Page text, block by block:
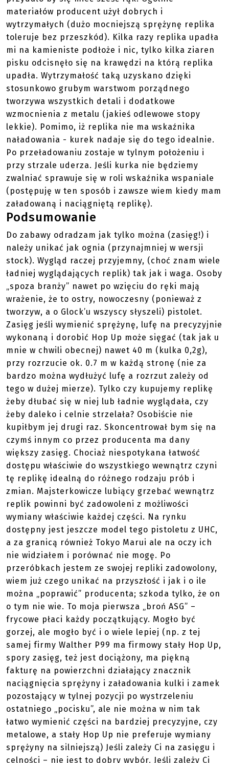
materiałów producent użył dobrych i
wytrzymałych (dużo mocniejszą sprężynę replika
toleruje bez przeszkód). Kilka razy replika upadła
mi na kamieniste podłoże i nic, tylko kilka ziaren
pisku odcisnęło się na krawędzi na którą replika
upadła. Wytrzymałość taką uzyskano dzięki
stosunkowo grubym warstwom porządnego
tworzywa wszystkich detali i dodatkowe
wzmocnienia z metalu (jakieś odlewowe stopy
lekkie). Pomimo, iż replika nie ma wskaźnika
naładowania - kurek nadaje się do tego idealnie.
Po przeładowaniu zostaje w tylnym położeniu i
przy strzale uderza. Jeśli kurka nie będziemy
zwalniać sprawuje się w roli wskaźnika wspaniale
(postępuję w ten sposób i zawsze wiem kiedy mam
załadowaną i naciągniętą replikę).
Podsumowanie
Do zabawy odradzam jak tylko można (zasięg!) i
należy unikać jak ognia (przynajmniej w wersji
stock). Wygląd raczej przyjemny, (choć znam wiele
ładniej wyglądających replik) tak jak i waga. Osoby
„spoza branży” nawet po wzięciu do ręki mają
wrażenie, że to ostry, nowoczesny (ponieważ z
tworzyw, a o Glock’u wszyscy słyszeli) pistolet.
Zasięg jeśli wymienić sprężynę, lufę na precyzyjnie
wykonaną i dorobić Hop Up może sięgać (tak jak u
mnie w chwili obecnej) nawet 40 m (kulka 0,2g),
przy rozrzucie ok. 0.7 m w każdą stronę (nie za
bardzo można wydłużyć lufę a rozrzut zależy od
tego w dużej mierze). Tylko czy kupujemy replikę
żeby dłubać się w niej lub ładnie wyglądała, czy
żeby daleko i celnie strzelała? Osobiście nie
kupiłbym jej drugi raz. Skoncentrował bym się na
czymś innym co przez producenta ma dany
większy zasięg. Chociaż niespotykana łatwość
dostępu właściwie do wszystkiego wewnątrz czyni
tę replikę idealną do różnego rodzaju prób i
zmian. Majsterkowicze lubiący grzebać wewnątrz
replik powinni być zadowoleni z możliwości
wymiany właściwie każdej części. Na rynku
dostępny jest jeszcze model tego pistoletu z UHC,
a za granicą również Tokyo Marui ale na oczy ich
nie widziałem i porównać nie mogę. Po
przeróbkach jestem ze swojej repliki zadowolony,
wiem już czego unikać na przyszłość i jak i o ile
można „poprawić” producenta; szkoda tylko, że on
o tym nie wie. To moja pierwsza „broń ASG” –
frycowe płaci każdy początkujący. Mogło być
gorzej, ale mogło być i o wiele lepiej (np. z tej
samej firmy Walther P99 ma firmowy stały Hop Up,
spory zasięg, też jest dociążony, ma piękną
fakturę na powierzchni działający znacznik
naciągnięcia sprężyny i załadowania kulki i zamek
pozostający w tylnej pozycji po wystrzeleniu
ostatniego „pocisku”, ale nie można w nim tak
łatwo wymienić części na bardziej precyzyjne, czy
metalowe, a stały Hop Up nie preferuje wymiany
sprężyny na silniejszą) Jeśli zależy Ci na zasięgu i
celności – nie jest to dobry wybór. Jeśli zależy Ci